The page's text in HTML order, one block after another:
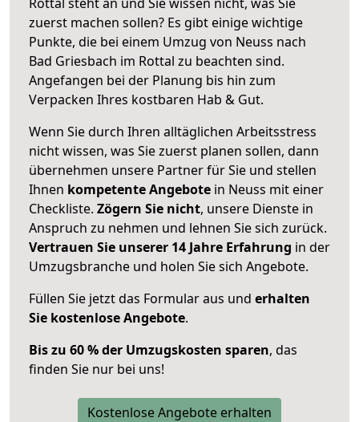
zuerst machen sollen? Es gibt einige wichtige
Punkte, die bei einem Umzug von Neuss nach
Bad Griesbach im Rottal zu beachten sind.
Angefangen bei der Planung bis hin zum
Verpacken Ihres kostbaren Hab & Gut.
Wenn Sie durch Ihren alltäglichen Arbeitsstress
nicht wissen, was Sie zuerst planen sollen, dann
übernehmen unsere Partner für Sie und stellen
Ihnen kompetente Angebote in Neuss mit einer
Checkliste. Zögern Sie nicht, unsere Dienste in
Anspruch zu nehmen und lehnen Sie sich zurück.
Vertrauen Sie unserer 14 Jahre Erfahrung in der
Umzugsbranche und holen Sie sich Angebote.
Füllen Sie jetzt das Formular aus und erhalten
Sie kostenlose Angebote.
Bis zu 60 % der Umzugskosten sparen, das
finden Sie nur bei uns!
Kostenlose Angebote erhalten